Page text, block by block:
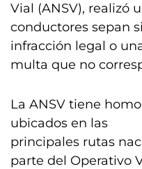
Vial (ANSV), realizó
conductores sepan
infracción legal o
multa que no
La ANSV tiene
ubicados en las
principales rutas
parte del Operativo